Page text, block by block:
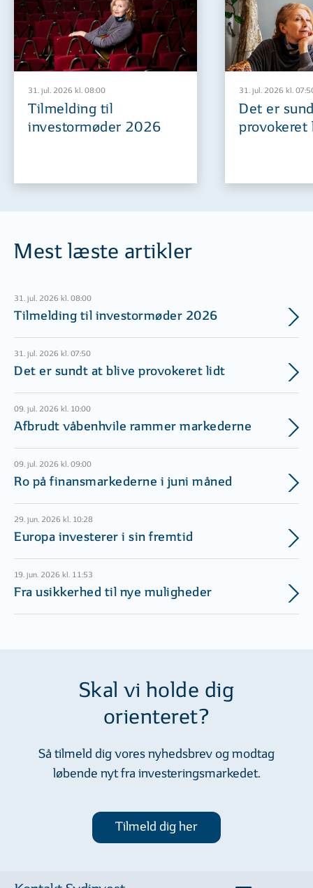
31. jul. 2026 kl. 08:00
Tilmelding til
investormøder 2026
31. jul. 2026 kl.
Det er
provokeret
Mest læste artikler
31. jul. 2026 kl. 08:00
Tilmelding til investormøder 2026
31. jul. 2026 kl. 07:50
Det er sundt at blive provokeret lidt
09. jul. 2026 kl. 10:00
Afbrudt våbenhvile rammer markederne
09. jul. 2026 kl. 09:00
Ro på finansmarkederne i juni måned
29. jun. 2026 kl. 10:28
Europa investerer i sin fremtid
19. jun. 2026 kl. 11:53
Fra usikkerhed til nye muligheder
Skal vi holde dig
orienteret?
Så tilmeld dig vores nyhedsbrev og modtag
løbende nyt fra investeringsmarkedet.
Tilmeld dig her